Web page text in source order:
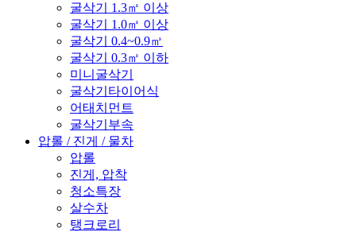
굴삭기 1.3㎥ 이상
굴삭기 1.0㎥ 이상
굴삭기 0.4~0.9㎥
굴삭기 0.3㎥ 이하
미니굴삭기
굴삭기타이어식
어태치먼트
굴삭기부속
압롤 / 진게 / 물차
압롤
진게, 압착
청소특장
살수차
탱크로리